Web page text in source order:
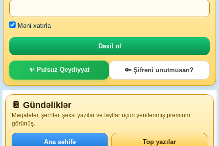
Məni xatırla
✨ Pulsuz Qeydiyyat 🔑 Şifrəni unutmusan?
📔 Gündəliklər
Məqalələr, şərhlər, şəxsi yazılar və fayllar üçün yenilənmiş premium
görünüş.
Ana səhifə Top yazılar